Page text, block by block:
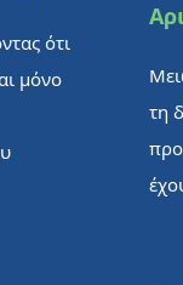
ότι
μόνο
τη